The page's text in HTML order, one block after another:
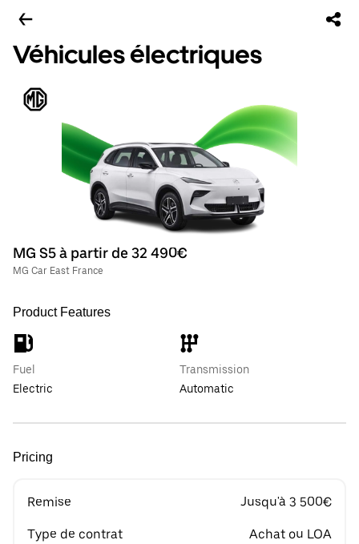
Véhicules électriques
MG S5 à partir de 32 490€
MG Car East France
Product Features
Fuel
Electric
Transmission
Automatic
Pricing
Remise Jusqu'à 3 500€
Type de contrat Achat ou LOA